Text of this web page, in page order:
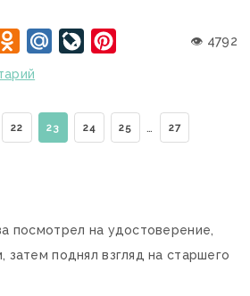
Odnoklassniki
Mail.RuLiveJournal 👁 4792
22 23 24 25 … 27
посмотрел на удостоверение,
поднял взгляд на старшего